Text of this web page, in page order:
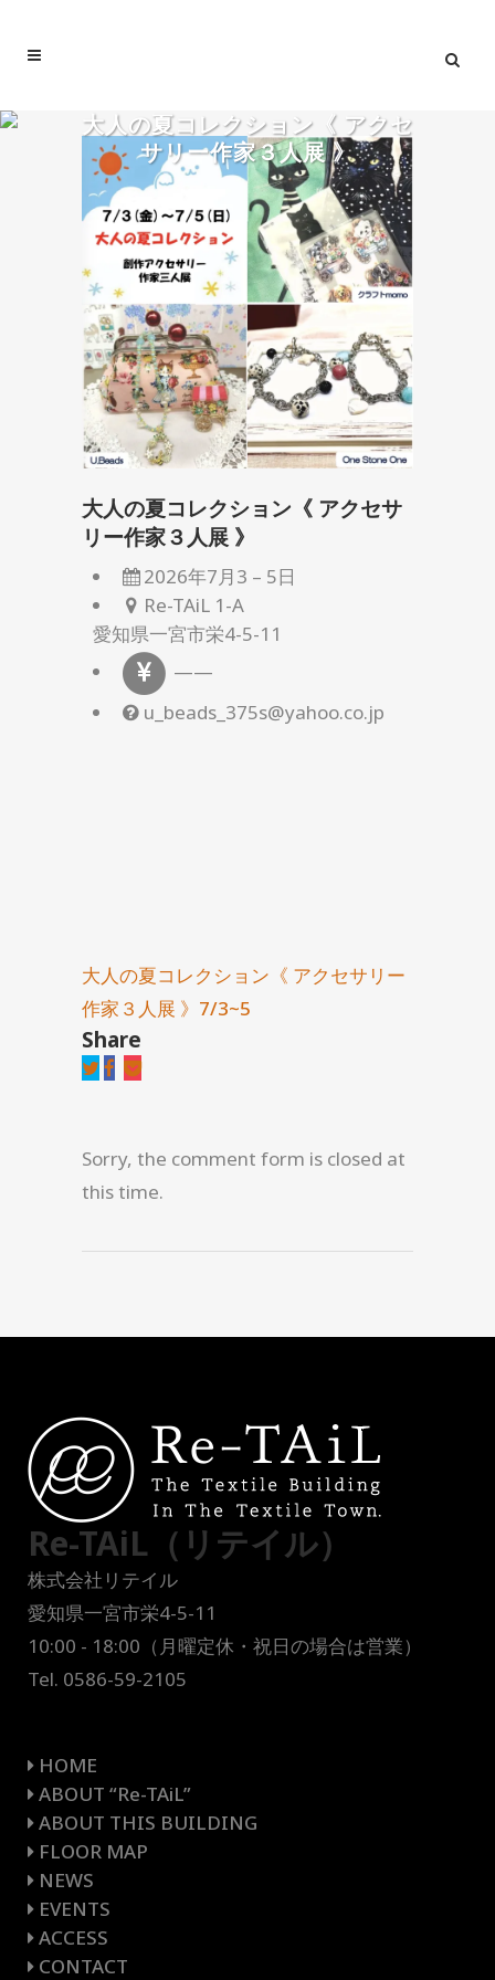
大人の夏コレクション《 アクセ
サリー作家３人展 》
大人の夏コレクション《 アクセサ
リー作家３人展 》
2026年7月3 – 5日
Re-TAiL 1-A
愛知県一宮市栄4-5-11
——
u_beads_375s@yahoo.co.jp
大人の夏コレクション《 アクセサリー
作家３人展 》7/3~5
Share
Sorry, the comment form is closed at
this time.
Re-TAiL（リテイル）
株式会社リテイル
愛知県一宮市栄4-5-11
10:00 - 18:00（月曜定休・祝日の場合は営業）
Tel. 0586-59-2105
HOME
ABOUT “Re-TAiL”
ABOUT THIS BUILDING
FLOOR MAP
NEWS
EVENTS
ACCESS
CONTACT